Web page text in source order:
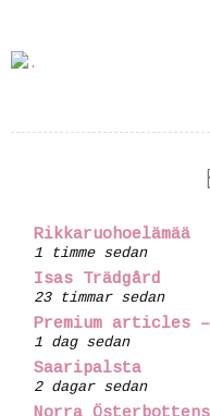
Rikkaruohoelämää
1 timme sedan
Isas Trädgård
23 timmar sedan
Premium articles –
1 dag sedan
Saaripalsta
2 dagar sedan